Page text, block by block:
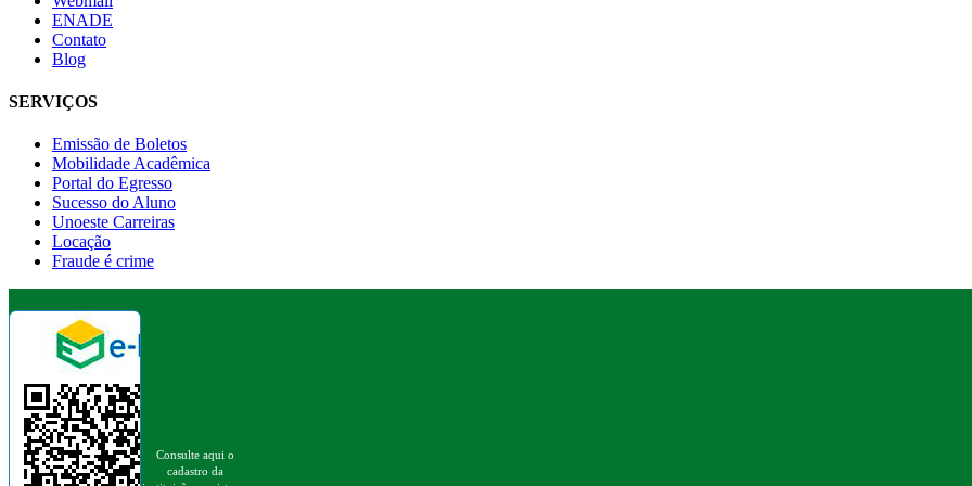
ENADE
Contato
Blog
SERVIÇOS
Emissão de Boletos
Mobilidade Acadêmica
Portal do Egresso
Sucesso do Aluno
Unoeste Carreiras
Locação
Fraude é crime
Consulte aqui o
cadastro da